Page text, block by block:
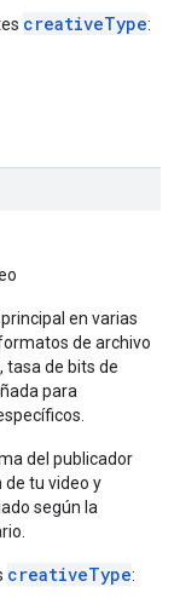
creativeType:
en varias
de archivo
tasa de bits de
para
del publicador
de tu video y
según la
creativeType: